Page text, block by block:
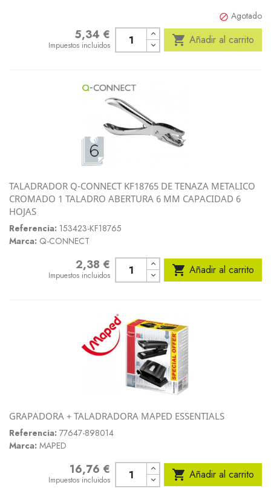
 Agotado
5,34 €
Impuestos incluidos  Añadir al carrito
TALADRADOR Q-CONNECT KF18765 DE TENAZA METALICO
CROMADO 1 TALADRO ABERTURA 6 MM CAPACIDAD 6
HOJAS
Referencia: 153423-KF18765
Marca: Q-CONNECT
2,38 €
Impuestos incluidos  Añadir al carrito
GRAPADORA + TALADRADORA MAPED ESSENTIALS
Referencia: 77647-898014
Marca: MAPED
Precio16,76 €
Impuestos incluidos  Añadir al carrito